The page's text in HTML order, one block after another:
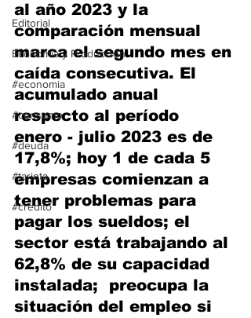
Editorial
Economía y Producción
#economia
#consumo
#deuda
#tarjeta
#credito
al año 2023 y la
comparación mensual
marca el segundo mes en
caída consecutiva. El
acumulado anual
respecto al período
enero - julio 2023 es de
17,8%; hoy 1 de cada 5
empresas comienzan a
tener problemas para
pagar los sueldos; el
sector está trabajando al
62,8% de su capacidad
instalada;  preocupa la
situación del empleo si